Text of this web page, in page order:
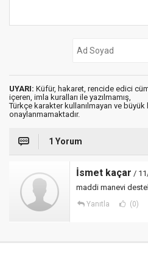
UYARI: Küfür, hakaret, rencide edici
içeren, imla kuralları ile yazılmamış,
Türkçe karakter kullanılmayan ve büyük
onaylanmamaktadır.
1 Yorum
İsmet kaçar /
maddi manevi
Yanıtla (0)